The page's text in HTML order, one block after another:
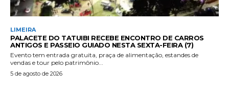
LIMEIRA
PALACETE DO TATUIBI RECEBE ENCONTRO DE CARROS
ANTIGOS E PASSEIO GUIADO NESTA SEXTA-FEIRA (7)
Evento tem entrada gratuita, praça de alimentação, estandes de
vendas e tour pelo patrimônio...
5 de agosto de 2026